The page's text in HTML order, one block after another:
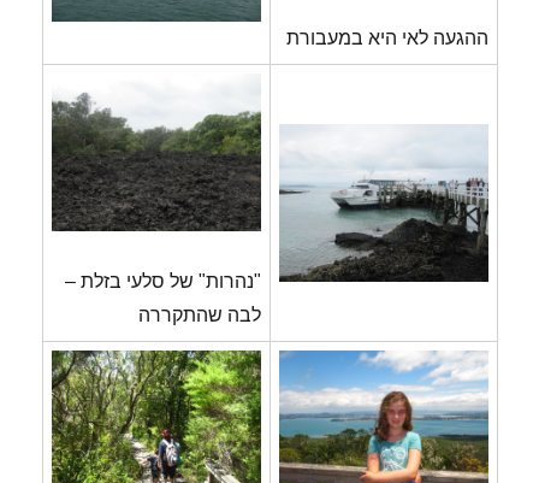
ההגעה לאי היא במעבורת
"נהרות" של סלעי בזלת –
לבה שהתקררה